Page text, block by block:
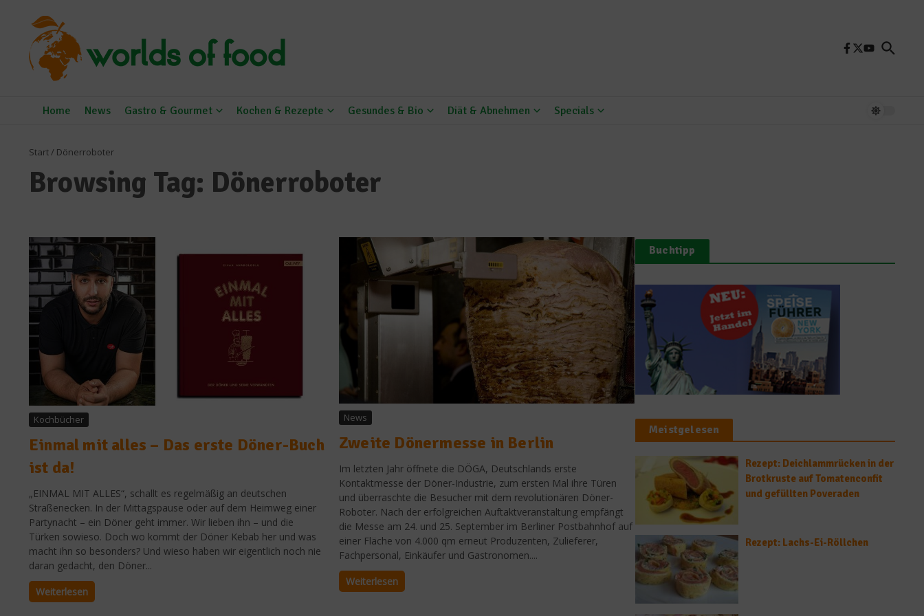
Home News Gastro & Gourmet Kochen & Rezepte Gesundes & Bio Diät & Abnehmen Specials
Start/ Dönerroboter
Browsing Tag: Dönerroboter
Kochbücher
Einmal mit alles – Das erste Döner-Buch
ist da!
„EINMAL MIT ALLES“, schallt es regelmäßig an deutschen
Straßenecken. In der Mittagspause oder auf dem Heimweg einer
Partynacht – ein Döner geht immer. Wir lieben ihn – und die
Türken sowieso. Doch wo kommt der Döner Kebab her und was
macht ihn so besonders? Und wieso haben wir eigentlich noch nie
daran gedacht, den Döner...
Weiterlesen
News
Zweite Dönermesse in Berlin
Im letzten Jahr öffnete die DÖGA, Deutschlands erste
Kontaktmesse der Döner-Industrie, zum ersten Mal ihre Türen
und überraschte die Besucher mit dem revolutionären Döner-
Roboter. Nach der erfolgreichen Auftaktveranstaltung empfängt
die Messe am 24. und 25. September im Berliner Postbahnhof auf
einer Fläche von 4.000 qm erneut Produzenten, Zulieferer,
Fachpersonal, Einkäufer und Gastronomen....
Weiterlesen
Buchtipp
Meistgelesen
Rezept: Deichlammrücken in der
Brotkruste auf Tomatenconfit
und gefüllten Poveraden
Rezept: Lachs-Ei-Röllchen